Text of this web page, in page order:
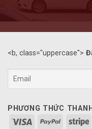
<b, class="uppercase">
PHƯƠNG THỨC